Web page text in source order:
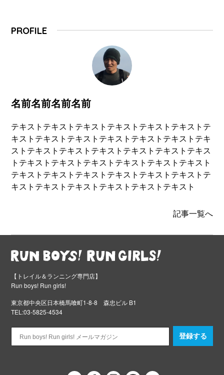
PROFILE
名前名前名前名前
テキストテキストテキストテキストテキストテキストテ
キストテキストテキストテキストテキストテキストテキ
ストテキストテキストテキストテキストテキストテキス
トテキストテキストテキストテキストテキストテキスト
テキストテキストテキストテキストテキストテキストテ
キストテキストテキストテキストテキストテキスト
記事一覧へ
【トレイル＆ランニング専門店】
Run boys! Run girls!
東京都中央区日本橋馬喰町1-8-8 森忠ビル B1
TEL:03-5825-4534
登録する